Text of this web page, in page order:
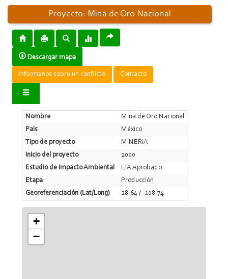
Proyecto: Mina de Oro Nacional
Descargar mapa
Infórmanos sobre un conflicto Contacto
Nombre
Mina de Oro Nacional
Pais
México
Tipo de proyecto
MINERIA
Inicio del proyecto
2000
Estudio de Impacto Ambiental
EIA Aprobado
Etapa
Producción
Georeferenciación (Lat/Long)
28.64 / -108.74
+
−